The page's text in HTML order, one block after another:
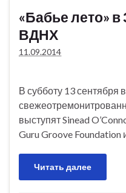
«Бабье лето»
ВДНХ
11.09.2014
В субботу 13 сентября
выступят Sinead
Guru Groove Foundation
Читать далее